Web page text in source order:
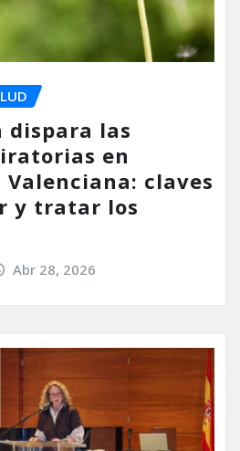
dispara las
en
claves
y tratar los
Abr 28, 2026